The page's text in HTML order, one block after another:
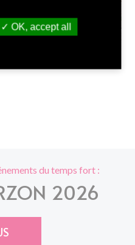
du temps fort :
2026
OK, accept all